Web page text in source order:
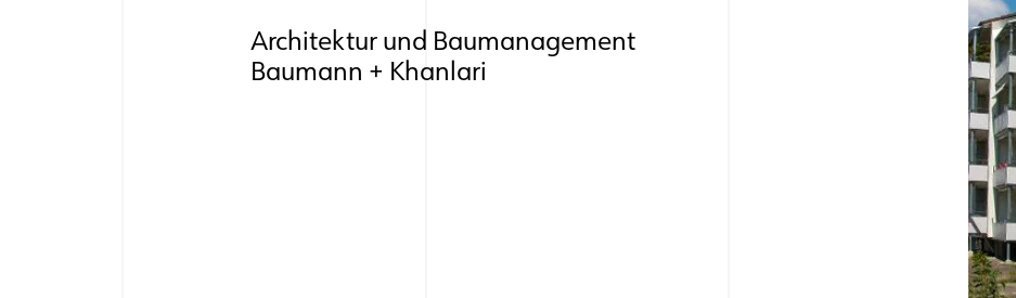
Architektur und Baumanagement
Baumann + Khanlari